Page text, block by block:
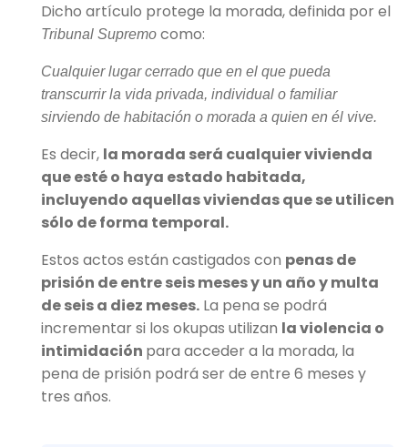
Dicho artículo protege la morada, definida por el
Tribunal Supremo como:
Cualquier lugar cerrado que en el que pueda
transcurrir la vida privada, individual o familiar
sirviendo de habitación o morada a quien en él vive.
Es decir, la morada será cualquier vivienda
que esté o haya estado habitada,
incluyendo aquellas viviendas que se utilicen
sólo de forma temporal.
Estos actos están castigados con penas de
prisión de entre seis meses y un año y multa
de seis a diez meses. La pena se podrá
incrementar si los okupas utilizan la violencia o
intimidación para acceder a la morada, la
pena de prisión podrá ser de entre 6 meses y
tres años.